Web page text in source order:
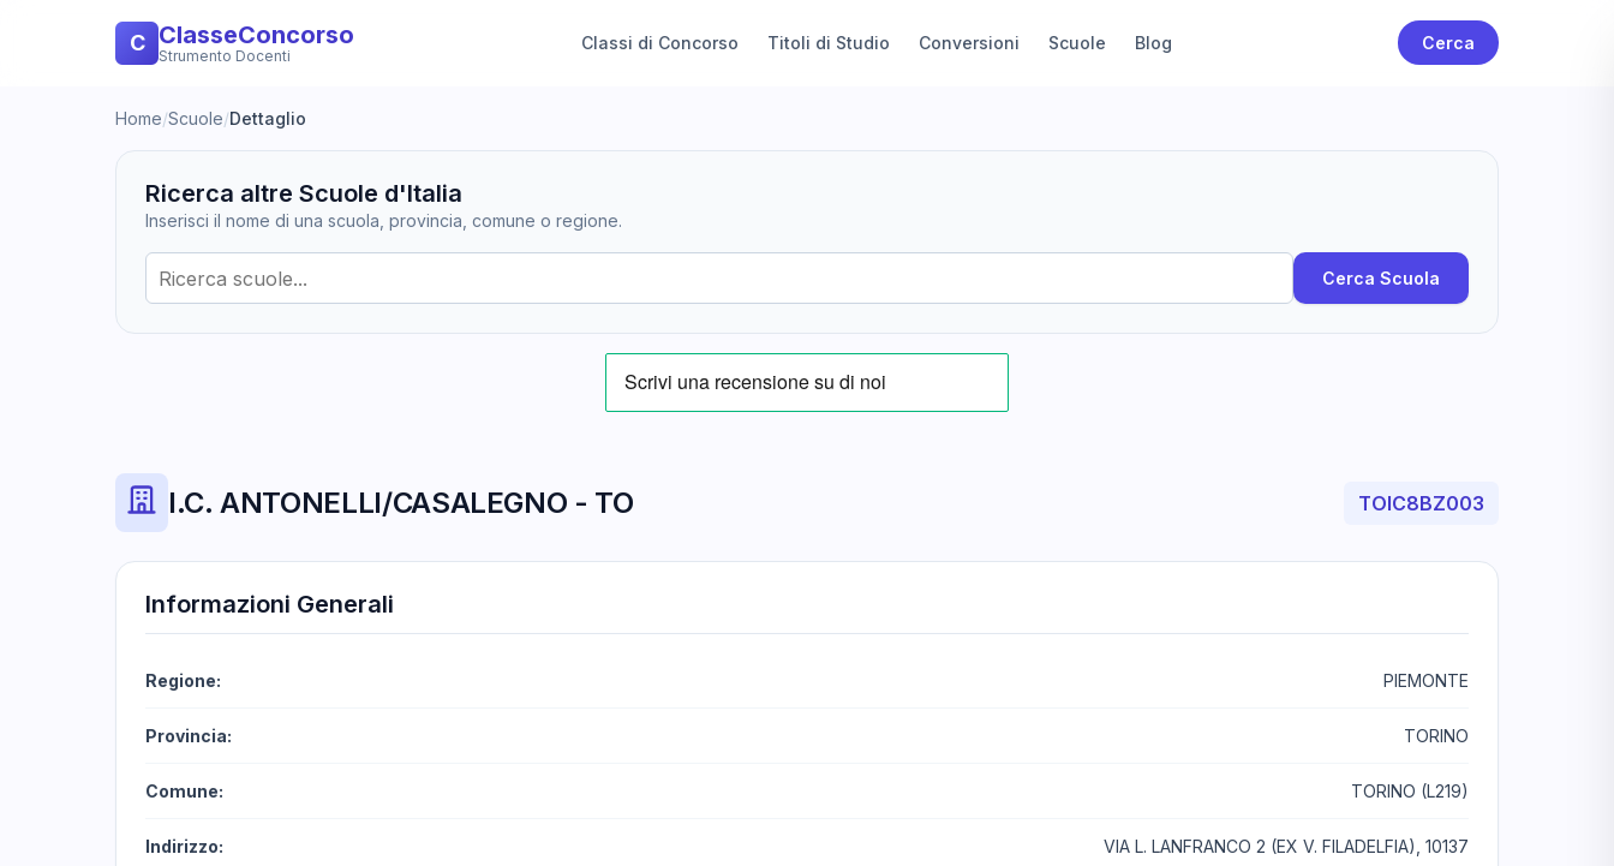
C ClasseConcorso
Strumento Docenti
Classi di Concorso Titoli di Studio Conversioni Scuole Blog Cerca
Home/Scuole/Dettaglio
Ricerca altre Scuole d'Italia
Inserisci il nome di una scuola, provincia, comune o regione.
Cerca Scuola
I.C. ANTONELLI/CASALEGNO - TO TOIC8BZ003
Informazioni Generali
Regione: PIEMONTE
Provincia: TORINO
Comune: TORINO (L219)
Indirizzo: VIA L. LANFRANCO 2 (EX V. FILADELFIA), 10137